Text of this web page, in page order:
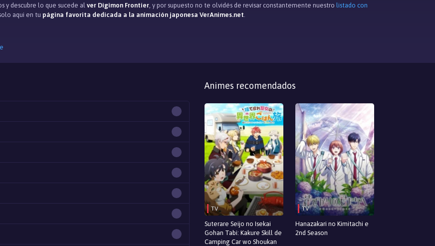
y descubre lo que sucede al ver Digimon Frontier, y por supuesto no te olvidés de revisar constantemente nuestro listado con
aqui en tu página favorita dedicada a la animación japonesa VerAnimes.net.
Animes recomendados
TV
Suterare Seijo no Isekai
Gohan Tabi: Kakure Skill de
Camping Car wo Shoukan
TV
Hanazakari no Kimitachi e
2nd Season